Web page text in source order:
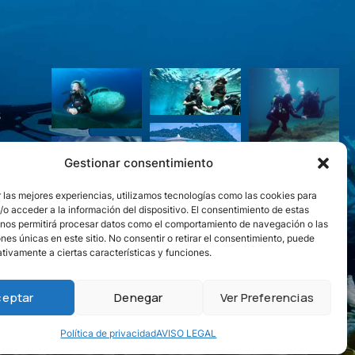
Gestionar consentimiento
las mejores experiencias, utilizamos tecnologías como las cookies para
o acceder a la información del dispositivo. El consentimiento de estas
permitirá procesar datos como el comportamiento de navegación o las
únicas en este sitio. No consentir o retirar el consentimiento, puede
a ciertas características y funciones.
Denegar Ver Preferencias
Política de privacidadAVISO LEGAL